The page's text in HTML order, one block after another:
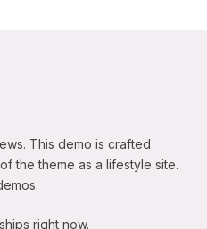
This demo is crafted
the theme as a lifestyle site.
right now.